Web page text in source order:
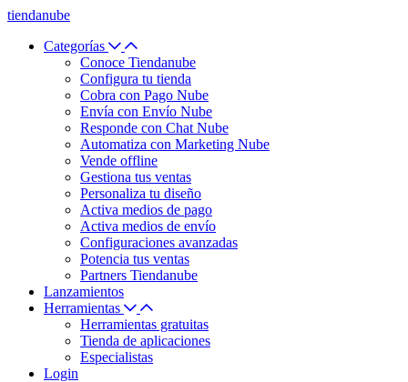
tiendanube
Categorías
Conoce Tiendanube
Configura tu tienda
Cobra con Pago Nube
Envía con Envío Nube
Responde con Chat Nube
Automatiza con Marketing Nube
Vende offline
Gestiona tus ventas
Personaliza tu diseño
Activa medios de pago
Activa medios de envío
Configuraciones avanzadas
Potencia tus ventas
Partners Tiendanube
Lanzamientos
Herramientas
Herramientas gratuitas
Tienda de aplicaciones
Especialistas
Login